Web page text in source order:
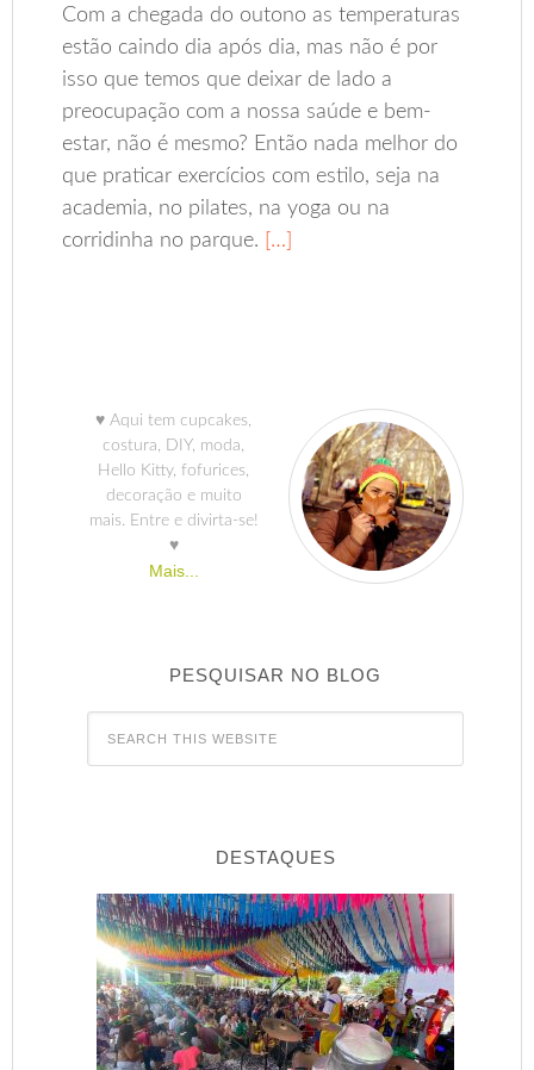
Com a chegada do outono as temperaturas
estão caindo dia após dia, mas não é por
isso que temos que deixar de lado a
preocupação com a nossa saúde e bem-
estar, não é mesmo? Então nada melhor do
que praticar exercícios com estilo, seja na
academia, no pilates, na yoga ou na
corridinha no parque. […]
♥ Aqui tem cupcakes,
costura, DIY, moda,
Hello Kitty, fofurices,
decoração e muito
mais. Entre e divirta-se!
♥
Mais...
PESQUISAR NO BLOG
DESTAQUES